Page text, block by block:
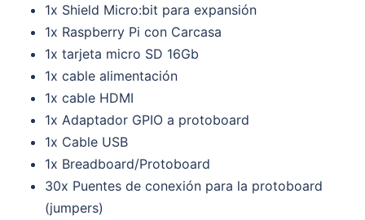
1x Shield Micro:bit para expansión
1x Raspberry Pi con Carcasa
1x tarjeta micro SD 16Gb
1x cable alimentación
1x cable HDMI
1x Adaptador GPIO a protoboard
1x Cable USB
1x Breadboard/Protoboard
30x Puentes de conexión para la protoboard
(jumpers)